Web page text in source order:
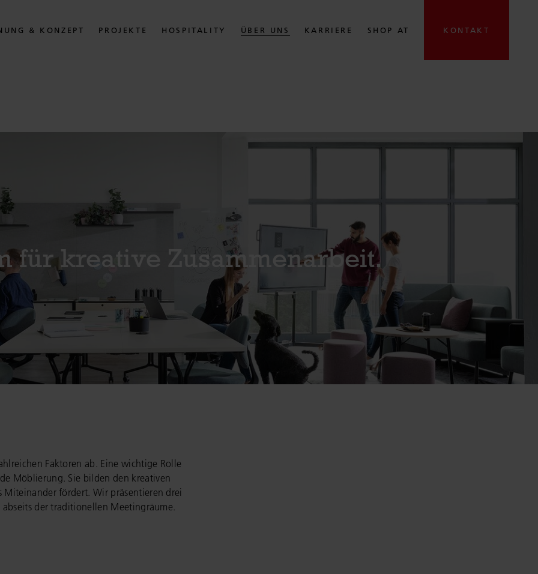
& KONZEPT PROJEKTE HOSPITALITY ÜBER UNS KARRIERE SHOP AT KONTAKT
für kreative Zusammenarbeit.
Faktoren ab. Eine wichtige Rolle
Möblierung. Sie bilden den kreativen
Miteinander fördert. Wir präsentieren drei
der traditionellen Meetingräume.